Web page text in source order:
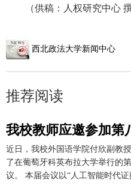
（供稿：人权研究中心
西北政法大学新闻中心
推荐阅读
近日，我校外国语学院付欣副教
了在葡萄牙科英布拉大学举行的
议。 本届会议以“人工智能时代证